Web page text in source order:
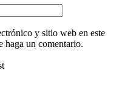
y sitio web en este
haga un comentario.